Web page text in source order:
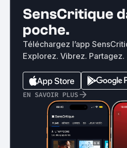
SensCritique
poche.
Téléchargez l’app
Explorez. Vibrez. Partagez.
EN SAVOIR PLUS